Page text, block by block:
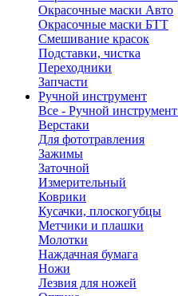
Окрасочные маски Авто
Окрасочные маски БТТ
Смешивание красок
Подставки, чистка
Переходники
Запчасти
Ручной инструмент
Все - Ручной инструмент
Верстаки
Для фототравления
Зажимы
Заточной
Измерительный
Коврики
Кусачки, плоскогубцы
Метчики и плашки
Молотки
Наждачная бумага
Ножи
Лезвия для ножей